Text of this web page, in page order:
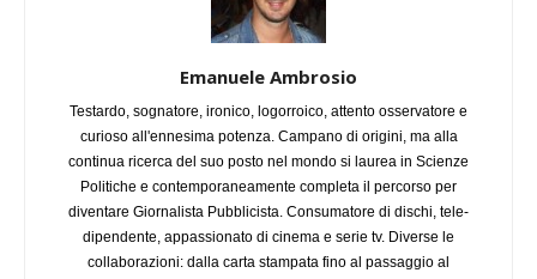
Emanuele Ambrosio
Testardo, sognatore, ironico, logorroico, attento osservatore e
curioso all'ennesima potenza. Campano di origini, ma alla
continua ricerca del suo posto nel mondo si laurea in Scienze
Politiche e contemporaneamente completa il percorso per
diventare Giornalista Pubblicista. Consumatore di dischi, tele-
dipendente, appassionato di cinema e serie tv. Diverse le
collaborazioni: dalla carta stampata fino al passaggio al